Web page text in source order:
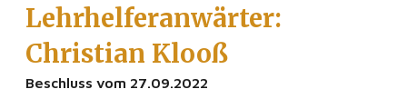
Lehrhelferanwärter:
Christian Klooß
Beschluss vom 27.09.2022